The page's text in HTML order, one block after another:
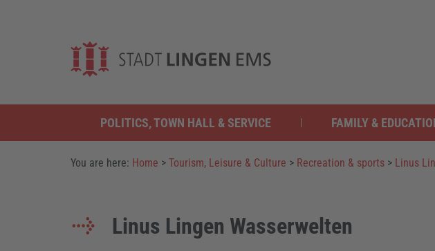
POLITICS, TOWN HALL & SERVICE FAMILY &
You are here: Home > Tourism, Leisure & Culture > Recreation & sports > Linus
Linus Lingen Wasserwelten